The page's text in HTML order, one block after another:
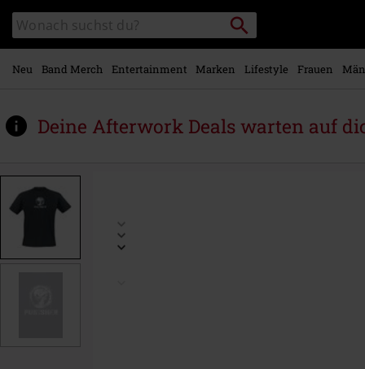
Hauptinhalt
springen
Katalog
durchsuchen
Packstation
suchen
Neu Band Merch Entertainment Marken Lifestyle Frauen
Deine Afterwork Deals warten auf
www.emp.at/p/logo/588099.html